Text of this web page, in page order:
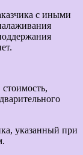
с иными
указанный при